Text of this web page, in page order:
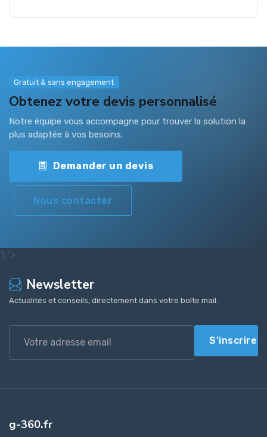
Gratuit & sans engagement
Obtenez votre devis personnalisé
Notre équipe vous accompagne pour trouver la solution la
plus adaptée à vos besoins.
Demander un devis
Nous contacter
');">
Newsletter
Actualités et conseils, directement dans votre boîte mail.
S'inscrire
g-360.fr